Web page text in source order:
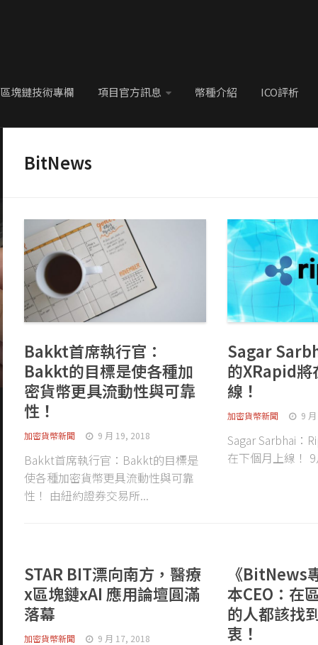
區塊鏈技術專欄 項目官方訊息 幣種介紹 ICO評析
BitNews
Bakkt首席執行官：
Bakkt的目標是使各種加
密貨幣更具流動性與可靠
性！
加密貨幣新聞 9 月 19, 2018
Bakkt首席執行官：Bakkt的目標是
使各種加密貨幣更具流動性與可靠
性！ 由紐約證券交易所...
Sagar
的XRapid將
線！
加密貨幣新聞 9
Sagar Sarbhai：
在下個月上線！
STAR BIT漂向南方，醫療
x區塊鏈xAI 應用論壇圓滿
落幕
加密貨幣新聞 9 月 17, 2018
《BitNews
本CEO：在
的人都該找
衷！